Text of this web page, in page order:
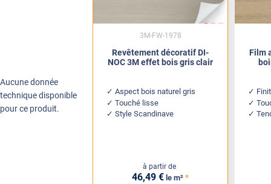
Aucune donnée
technique disponible
pour ce produit.
Revêtement décoratif DI-
NOC 3M effet bois gris clair
Aspect bois naturel gris
Touché lisse
Style Scandinave
à partir de
46,49 € le m² *
3M-FW-1978
Film